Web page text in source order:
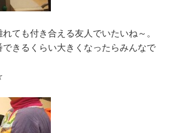
ても付き合える友人でいたいね～。
きるくらい大きくなったらみんなで